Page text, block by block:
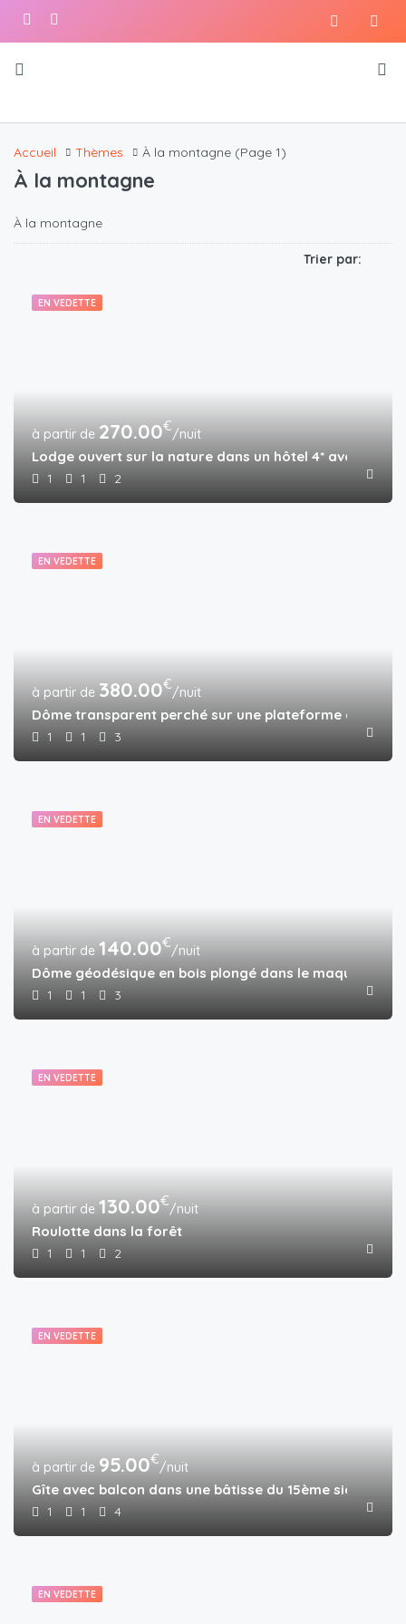
Accueil Thèmes À la montagne (Page 1)
À la montagne
À la montagne
Trier par:
EN VEDETTE
270.00€/nuit
Lodge ouvert sur la nature dans un hôtel 4* avec
1 1 2
EN VEDETTE
380.00€/nuit
Dôme transparent perché sur une plateforme dans la
1 1 3
EN VEDETTE
140.00€/nuit
Dôme géodésique en bois plongé dans le maquis
1 1 3
EN VEDETTE
130.00€/nuit
Roulotte dans la forêt
1 1 2
EN VEDETTE
95.00€/nuit
Gîte avec balcon dans une bâtisse du 15ème siècle
1 1 4
EN VEDETTE